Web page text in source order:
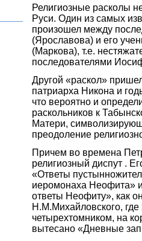
Религиозные расколы
Руси. Один из самых
произошел между
(Ярославова) и его
(Маркова), т.е.
последователями
Другой «раскол»
патриарха Никона и
что вероятно и
раскольников к
Матери,
преодоление
Причем во времена
религиозный диспут .
«Ответы
иеромонаха Неофита»
ответы Неофиту», как
Н.М.Михайловского,
четырехтомником, на
вытесано «Дневные